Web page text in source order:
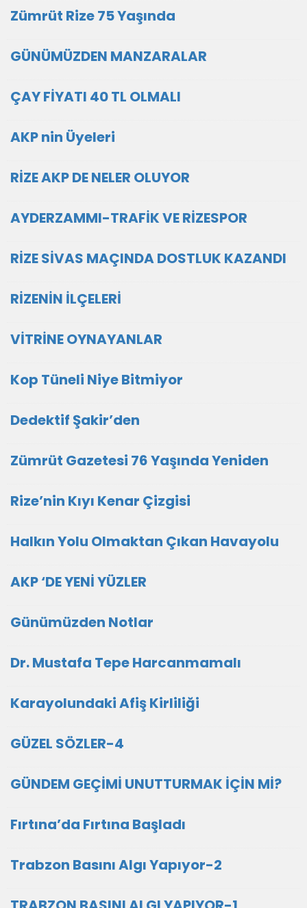
Zümrüt Rize 75 Yaşında
GÜNÜMÜZDEN MANZARALAR
ÇAY FİYATI 40 TL OLMALI
AKP nin Üyeleri
RİZE AKP DE NELER OLUYOR
AYDERZAMMI-TRAFİK VE RİZESPOR
RİZE SİVAS MAÇINDA DOSTLUK KAZANDI
RİZENİN İLÇELERİ
VİTRİNE OYNAYANLAR
Kop Tüneli Niye Bitmiyor
Dedektif Şakir’den
Zümrüt Gazetesi 76 Yaşında Yeniden
Rize’nin Kıyı Kenar Çizgisi
Halkın Yolu Olmaktan Çıkan Havayolu
AKP ‘DE YENİ YÜZLER
Günümüzden Notlar
Dr. Mustafa Tepe Harcanmamalı
Karayolundaki Afiş Kirliliği
GÜZEL SÖZLER-4
GÜNDEM GEÇİMİ UNUTTURMAK İÇİN Mİ?
Fırtına’da Fırtına Başladı
Trabzon Basını Algı Yapıyor-2